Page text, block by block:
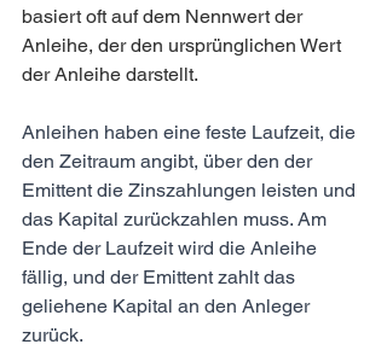
basiert oft auf dem Nennwert der
Anleihe, der den ursprünglichen Wert
der Anleihe darstellt.
Anleihen haben eine feste Laufzeit, die
den Zeitraum angibt, über den der
Emittent die Zinszahlungen leisten und
das Kapital zurückzahlen muss. Am
Ende der Laufzeit wird die Anleihe
fällig, und der Emittent zahlt das
geliehene Kapital an den Anleger
zurück.